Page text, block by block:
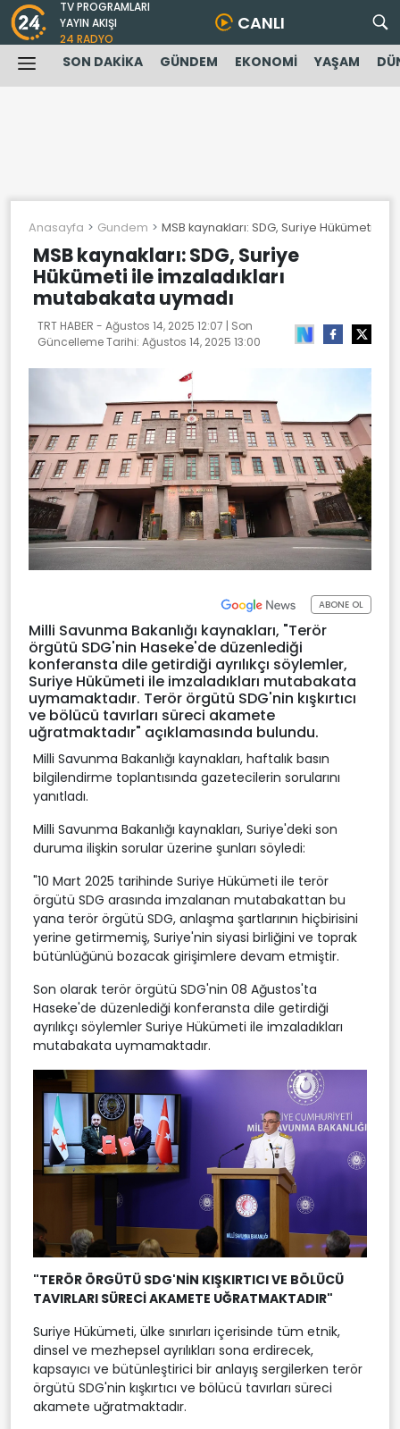
TV PROGRAMLARI
YAYIN AKIŞI
24 RADYO
CANLI
SON DAKİKA GÜNDEM EKONOMİ YAŞAM
Anasayfa Gundem MSB kaynakları: SDG, Suriye Hükümeti
MSB kaynakları: SDG, Suriye
Hükümeti ile imzaladıkları
mutabakata uymadı
TRT HABER - Ağustos 14, 2025 12:07 | Son
Güncelleme Tarihi: Ağustos 14, 2025 13:00
ABONE OL
Milli Savunma Bakanlığı kaynakları, "Terör
örgütü SDG'nin Haseke'de düzenlediği
konferansta dile getirdiği ayrılıkçı söylemler,
Suriye Hükümeti ile imzaladıkları mutabakata
uymamaktadır. Terör örgütü SDG'nin kışkırtıcı
ve bölücü tavırları süreci akamete
uğratmaktadır" açıklamasında bulundu.
Milli Savunma Bakanlığı kaynakları, haftalık basın
bilgilendirme toplantısında gazetecilerin sorularını
yanıtladı.
Milli Savunma Bakanlığı kaynakları, Suriye'deki son
duruma ilişkin sorular üzerine şunları söyledi:
"10 Mart 2025 tarihinde Suriye Hükümeti ile terör
örgütü SDG arasında imzalanan mutabakattan bu
yana terör örgütü SDG, anlaşma şartlarının hiçbirisini
yerine getirmemiş, Suriye'nin siyasi birliğini ve toprak
bütünlüğünü bozacak girişimlere devam etmiştir.
Son olarak terör örgütü SDG'nin 08 Ağustos'ta
Haseke'de düzenlediği konferansta dile getirdiği
ayrılıkçı söylemler Suriye Hükümeti ile imzaladıkları
mutabakata uymamaktadır.
"TERÖR ÖRGÜTÜ SDG'NİN KIŞKIRTICI VE BÖLÜCÜ
TAVIRLARI SÜRECİ AKAMETE UĞRATMAKTADIR"
Suriye Hükümeti, ülke sınırları içerisinde tüm etnik,
dinsel ve mezhepsel ayrılıkları sona erdirecek,
kapsayıcı ve bütünleştirici bir anlayış sergilerken terör
örgütü SDG'nin kışkırtıcı ve bölücü tavırları süreci
akamete uğratmaktadır.